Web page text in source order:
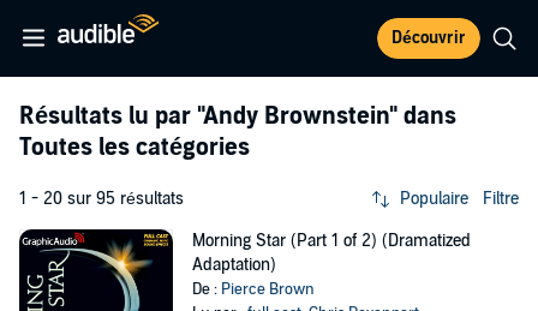
Découvrir
Résultats lu par "Andy Brownstein" dans
Toutes les catégories
1 - 20 sur 95 résultats Populaire Filtre
Morning Star (Part 1 of 2) (Dramatized
Adaptation)
De : Pierce Brown